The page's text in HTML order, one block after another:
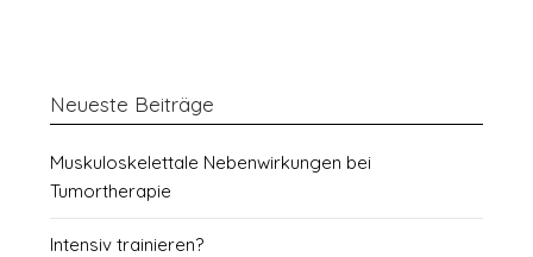
Neueste Beiträge
Muskuloskelettale Nebenwirkungen bei
Tumortherapie
Intensiv trainieren?